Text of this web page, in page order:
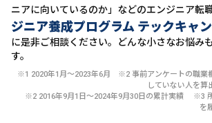
ニアに向いているのか」などのエンジニア転
ジニア養成プログラム テックキャ
に是非ご相談ください。どんな小さなお悩み
す。
※1 2020年1月〜2023年6月 ※2 事前アンケートの職業
していない人を算
※2 2016年9月1日〜2024年9月30日の累計実績 ※3
を